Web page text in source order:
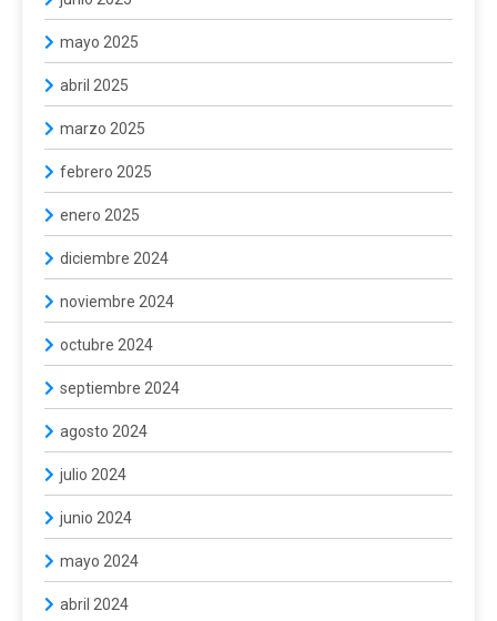
mayo 2025
abril 2025
marzo 2025
febrero 2025
enero 2025
diciembre 2024
noviembre 2024
octubre 2024
septiembre 2024
agosto 2024
julio 2024
junio 2024
mayo 2024
abril 2024